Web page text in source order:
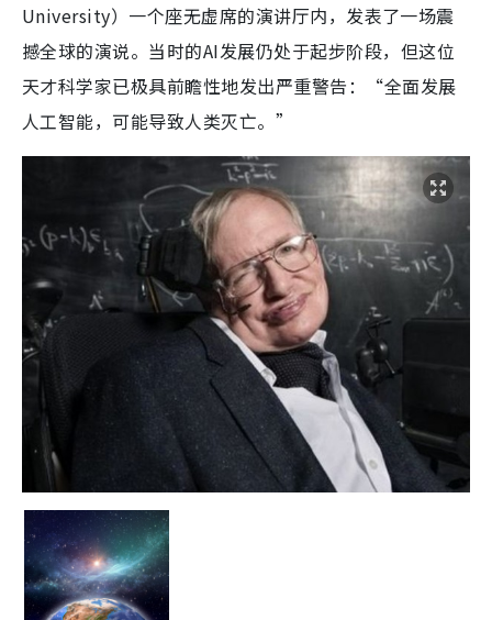
University）一个座无虚席的演讲厅内，发表了一场震
撼全球的演说。当时的AI发展仍处于起步阶段，但这位
天才科学家已极具前瞻性地发出严重警告：“全面发展
人工智能，可能导致人类灭亡。”